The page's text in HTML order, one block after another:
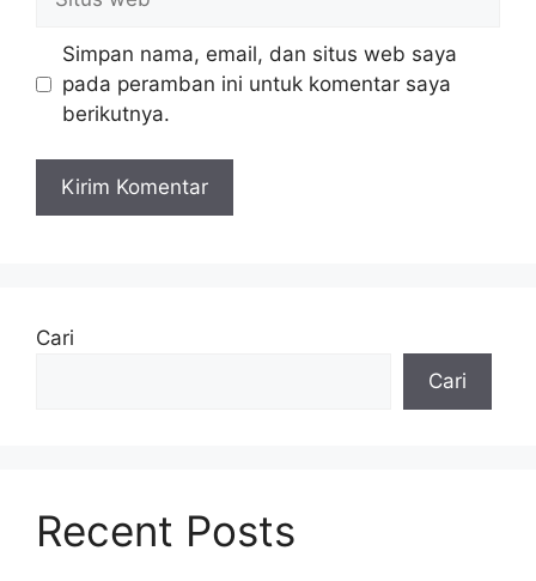
web
Simpan nama, email, dan situs web saya
pada peramban ini untuk komentar saya
berikutnya.
Cari
Cari
Recent Posts